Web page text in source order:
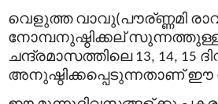
വെളുത്ത വാവു(പൗര്ണ്ണമി
നോമ്പനുഷ്ഠിക്കല്
ചന്ദ്രമാസത്തിലെ13, 14, 15
അനുഷ്ഠിക്കപ്പെടുന്നതാണ് ഈ